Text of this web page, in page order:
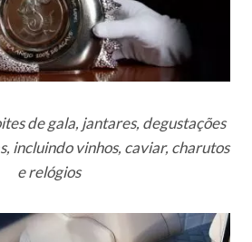
de gala, jantares, degustações
incluindo vinhos, caviar, charutos
e relógios